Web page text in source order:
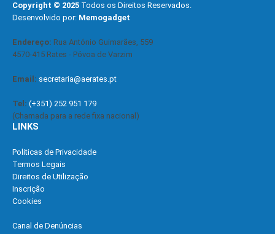
Copyright © 2025 Todos os Direitos Reservados.
Desenvolvido por: Memogadget
Endereço: Rua António Guimarães, 559
4570-415 Rates - Póvoa de Varzim
Email: secretaria@aerates.pt
Tel: (+351) 252 951 179
(Chamada para a rede fixa nacional)
LINKS
Politicas de Privacidade
Termos Legais
Direitos de Utilização
Inscrição
Cookies
Canal de Denúncias